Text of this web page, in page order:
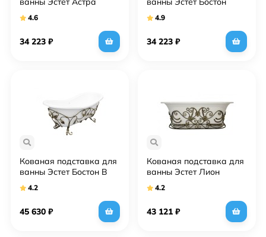
4.6
34 223 ₽
4.9
34 223 ₽
Кованая подставка для
ванны Эстет Бостон В
4.2
45 630 ₽
Кованая подставка для
ванны Эстет Лион
4.2
43 121 ₽